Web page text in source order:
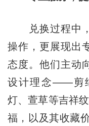
兑换过程中，
操作，更展现出
态度。他们主动
设计理念——剪
灯、萱草等吉祥
福，以及其收藏